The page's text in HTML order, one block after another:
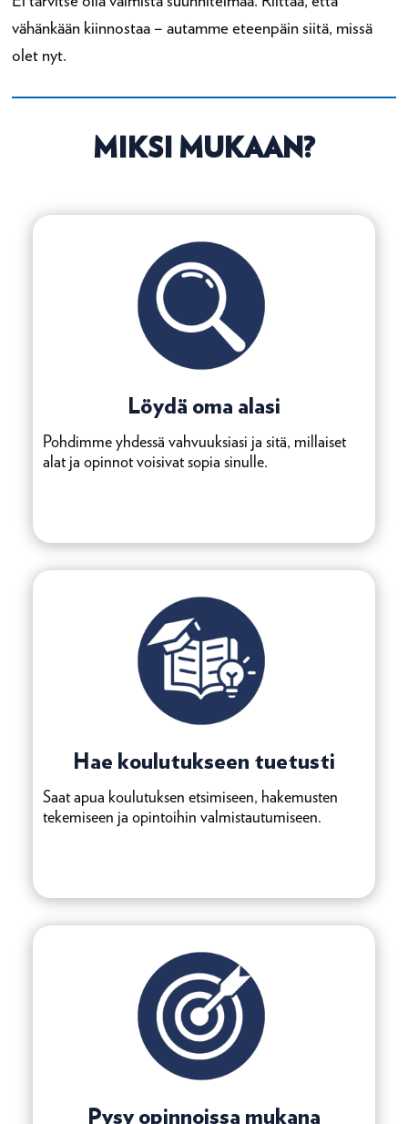
vähänkään kiinnostaa – autamme eteenpäin siitä, missä
olet nyt.
MIKSI MUKAAN?
Löydä oma alasi
Pohdimme yhdessä vahvuuksiasi ja sitä, millaiset
alat ja opinnot voisivat sopia sinulle.
Hae koulutukseen tuetusti
Saat apua koulutuksen etsimiseen, hakemusten
tekemiseen ja opintoihin valmistautumiseen.
Pysy opinnoissa mukana